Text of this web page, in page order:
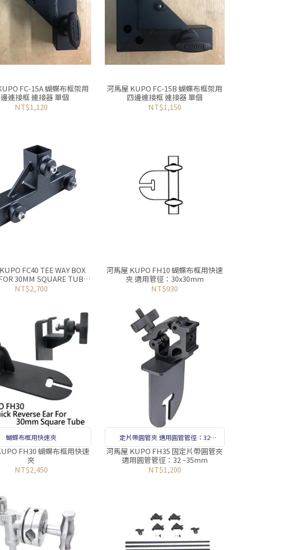
FC-15A 蝴蝶布框架用
連接框 連接器 單個
NT$1,120
河馬屋 KUPO FC-15B 蝴蝶布框架用
四邊連接框 連接器 單個
NT$1,150
FC40 TEE WAY BOX
30MM SQUARE TUBE
架用四邊連接框 連接器 二個
NT$2,700
河馬屋 KUPO FH10 蝴蝶布框用快速
夾 適用管徑：30x30mm
NT$930
蝴蝶布框用快速夾
FH30 蝴蝶布框用快速
夾
NT$2,450
定片帶圓管夾 適用圓管管徑：32
~35mm
河馬屋 KUPO FH35 固定片帶圓管夾
適用圓管管徑：32 ~35mm
NT$1,200